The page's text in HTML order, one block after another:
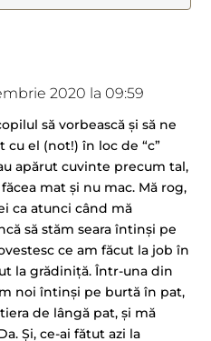
2020 la 09:59
să vorbească și să ne
el (not!) în loc de “c”
apărut cuvinte precum tal,
mat și nu mac. Mă rog,
ca atunci când mă
să stăm seara întinși pe
ce am făcut la job în
la grădiniță. Într-una din
noi întinși pe burtă în pat,
de lângă pat, și mă
Și, ce-ai fătut azi la